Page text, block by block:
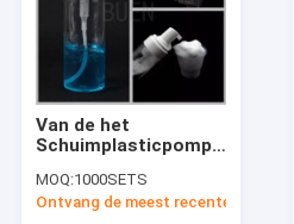
Van de het
Schuimplasticpomp
HUISDIER van het
Reinigingsmiddelenaftershave
MOQ:1000SETS
Ontvang de meest recente Prijs